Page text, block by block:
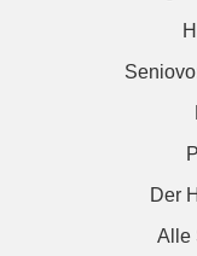
Der
Alle